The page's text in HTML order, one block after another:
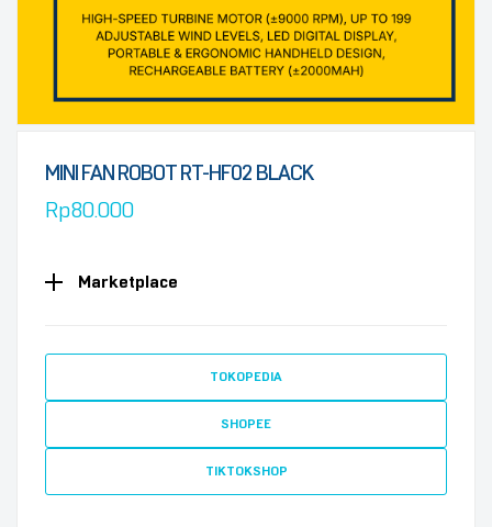
MINI FAN ROBOT RT-HF02 BLACK
Rp80.000
Marketplace
TOKOPEDIA
SHOPEE
TIKTOKSHOP